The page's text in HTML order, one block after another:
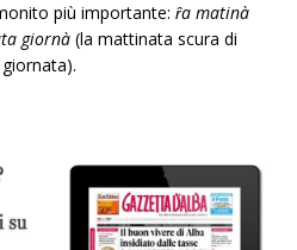
più importante: ȓa matinà
giornà (la mattinata scura di